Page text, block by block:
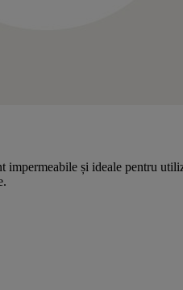
impermeabile și ideale pentru